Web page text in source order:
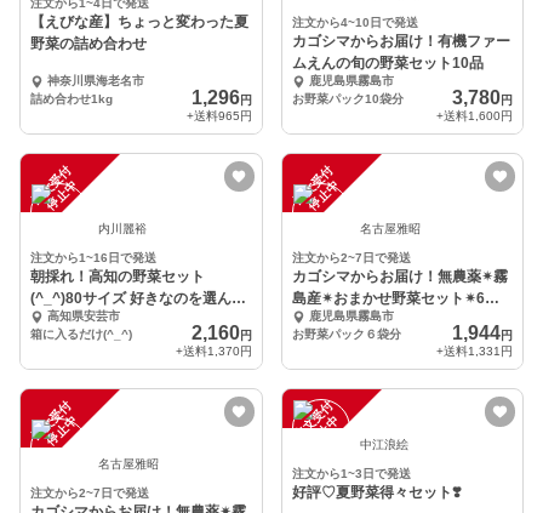
注文から1~4日で発送
【えびな産】ちょっと変わった夏
野菜の詰め合わせ
神奈川県海老名市
詰め合わせ1kg
1,296円
+送料965円
注文から4~10日で発送
カゴシマからお届け！有機ファー
ムえんの旬の野菜セット10品
鹿児島県霧島市
お野菜パック10袋分
3,780円
+送料1,600円
注
文
受
付
停
止
中
内川麗裕
注文から1~16日で発送
朝採れ！高知の野菜セット
(^_^)80サイズ 好きなのを選んで
ね！高知県安芸市
箱に入るだけ(^_^)
2,160円
+送料1,370円
注
文
受
付
停
止
中
名古屋雅昭
注文から2~7日で発送
カゴシマからお届け！無農薬✴︎霧
島産✴︎おまかせ野菜セット✴︎6品
目 鹿児島県霧島市
お野菜パック６袋分
1,944円
+送料1,331円
注
文
受
付
停
止
中
名古屋雅昭
注文から2~7日で発送
注
文
受
付
停
止
中 中江浪絵
注文から1~3日で発送
好評♡夏野菜得々セット❣️